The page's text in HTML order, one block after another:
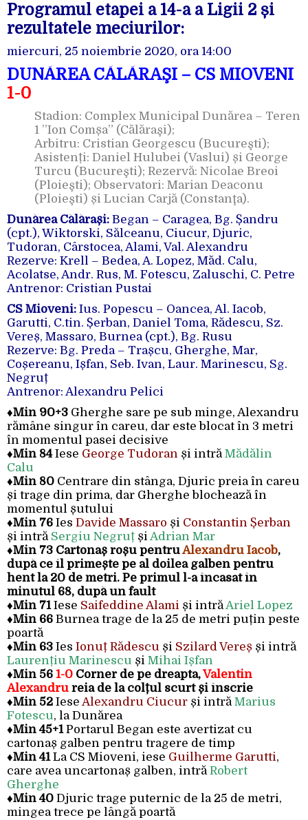
Programul etapei a 14-a a Ligii 2 și
rezultatele meciurilor:
miercuri, 25 noiembrie 2020, ora 14:00
DUNĂREA CĂLĂRAŞI – CS MIOVENI
1-0
Stadion: Complex Municipal Dunărea – Teren
1 ”Ion Comșa” (Călăraşi);
Arbitru: Cristian Georgescu (Bucureşti);
Asistenți: Daniel Hulubei (Vaslui) și George
Turcu (Bucureşti); Rezervă: Nicolae Breoi
(Ploieşti); Observatori: Marian Deaconu
(Ploieşti) și Lucian Carjă (Constanţa).
Dunărea Călărași: Began – Caragea, Bg. Șandru
(cpt.), Wiktorski, Sălceanu, Ciucur, Djuric,
Tudoran, Cârstocea, Alami, Val. Alexandru
Rezerve: Krell – Bedea, A. Lopez, Măd. Calu,
Acolatse, Andr. Rus, M. Fotescu, Zaluschi, C. Petre
Antrenor: Cristian Pustai
CS Mioveni: Ius. Popescu – Oancea, Al. Iacob,
Garutti, C.tin. Șerban, Daniel Toma, Rădescu, Sz.
Vereș, Massaro, Burnea (cpt.), Bg. Rusu
Rezerve: Bg. Preda – Trașcu, Gherghe, Mar,
Coșereanu, Ișfan, Seb. Ivan, Laur. Marinescu, Sg.
Negruț
Antrenor: Alexandru Pelici
♦Min 90+3 Gherghe sare pe sub minge, Alexandru
rămâne singur în careu, dar este blocat în 3 metri
în momentul pasei decisive
♦Min 84Iese George Tudoran și intrăMădălin
Calu
♦Min 80 Centrare din stânga, Djuric preia în careu
și trage din prima, dar Gherghe blochează în
momentul șutului
♦Min 76 Ies Davide Massaro și Constantin Șerban
și intră Sergiu Negruț și Adrian Mar
♦Min 73 Cartonaș roșu pentruAlexandru Iacob,
după ce îl primește pe al doilea galben pentru
hent la 20 de metri. Pe primul l-a încasat în
minutul 68, după un fault
♦Min 71Iese Saifeddine Alami și intrăAriel Lopez
♦Min 66 Burnea trage de la 25 de metri puțin peste
poartă
♦Min 63 Ies Ionuț Rădescu și Szilard Vereș și intră
Laurențiu Marinescu și Mihai Ișfan
♦Min 56 1-0 Corner de pe dreapta,Valentin
Alexandru reia de la colțul scurt și înscrie
♦Min 52 Iese Alexandru Ciucur și intrăMarius
Fotescu, la Dunărea
♦Min 45+1Portarul Began este avertizat cu
cartonaș galben pentru tragere de timp
♦Min 41La CS Mioveni, iese Guilherme Garutti,
care avea uncartonaș galben, intrăRobert
Gherghe
♦Min 40 Djuric trage puternic de la 25 de metri,
mingea trece pe lângă poartă